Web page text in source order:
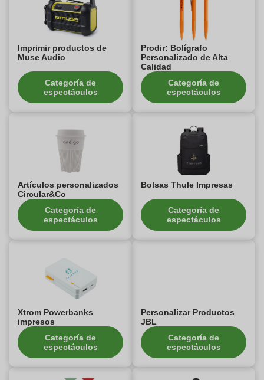
Imprimir productos de
Muse Audio
Categoría de
espectáculos
Prodir: Bolígrafo
Personalizado de Alta
Calidad
Categoría de
espectáculos
Artículos personalizados
Circular&Co
Categoría de
espectáculos
Bolsas Thule Impresas
Categoría de
espectáculos
Xtrom Powerbanks
impresos
Categoría de
espectáculos
Personalizar Productos
JBL
Categoría de
espectáculos